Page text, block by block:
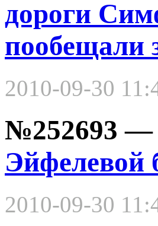
дороги
пообещали
2010-09-30
№252693 —
Эйфелевой
2010-09-30